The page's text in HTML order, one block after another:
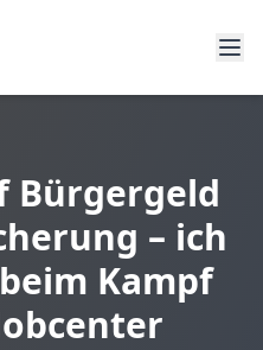
Bürgergeld
– ich
Kampf